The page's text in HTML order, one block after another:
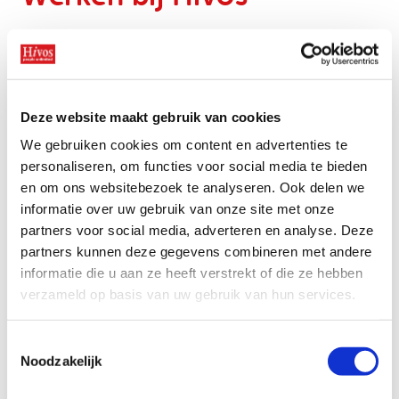
Deze website maakt gebruik van cookies
We gebruiken cookies om content en advertenties te
personaliseren, om functies voor social media te bieden
en om ons websitebezoek te analyseren. Ook delen we
informatie over uw gebruik van onze site met onze
partners voor social media, adverteren en analyse. Deze
partners kunnen deze gegevens combineren met andere
informatie die u aan ze heeft verstrekt of die ze hebben
verzameld op basis van uw gebruik van hun services.
Noodzakelijk
Hivos werkt al meer dan 50 jaar aan een vrije,
eerlijke en gelijkwaardige wereld. We komen
zetten ons in voor gendergelijkheid en
strijden voor klimaatrechtvaardigheid.
Bovenal steunen we moedige activisten en
burgerorganisaties om zich te organiseren. Zodat zij
zich kunnen verzetten tegen discriminatie, onrecht
en machtsmisbruik. We werken met activisten,
journalisten, ondernemers, kunstenaars en
Vacatures
Volg ons op
om op de hoogte te blijven
van openstaande vacatures. In onze nieuwsbrief lees
Noodfonds voor activisten
Onze successen